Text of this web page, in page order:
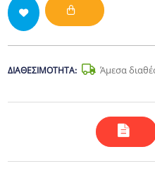
ΔΙΑΘΕΣΙΜΌΤΗΤΑ: Άμεσα